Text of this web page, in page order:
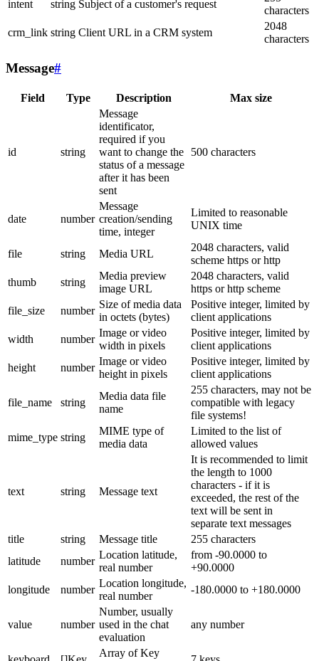
intent
string Subject of a customer's request
characters
crm_link string Client URL in a CRM system
2048
characters
Message#
Field Type Description Max size
id string
Message
identificator,
required if you
want to change the
status of a message
after it has been
sent
500 characters
date number
Message
creation/sending
time, integer
Limited to reasonable
UNIX time
file string Media URL
2048 characters, valid
scheme https or http
thumb
string
Media preview
image URL
2048 characters, valid
https or http scheme
file_size
number
Size of media data
in octets (bytes)
Positive integer, limited by
client applications
width
number
Image or video
width in pixels
Positive integer, limited by
client applications
height
number
Image or video
height in pixels
Positive integer, limited by
client applications
file_name string
Media data file
name
255 characters, may not be
compatible with legacy
file systems!
mime_type string
MIME type of
media data
Limited to the list of
allowed values
text string Message text
It is recommended to limit
the length to 1000
characters - if it is
exceeded, the rest of the
text will be sent in
separate text messages
title
string Message title
255 characters
latitude
number
Location latitude,
real number
from -90.0000 to
+90.0000
longitude
number
Location longitude,
real number
-180.0000 to +180.0000
value number
Number, usually
used in the chat
evaluation
any number
Array of Key